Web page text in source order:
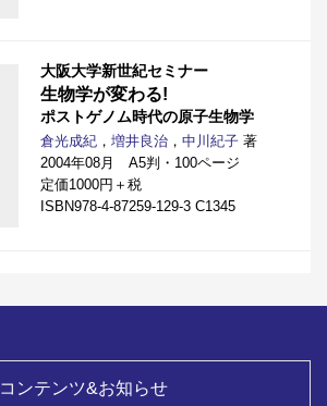
大阪大学新世紀セミナー
生物学が変わる!
ポストゲノム時代の原子生物学
倉光成紀 ， 増井良治 ， 中川紀子 著
2004年08月 A5判・100ページ
定価1000円＋税
ISBN978-4-87259-129-3 C1345
コンテンツ&お知らせ